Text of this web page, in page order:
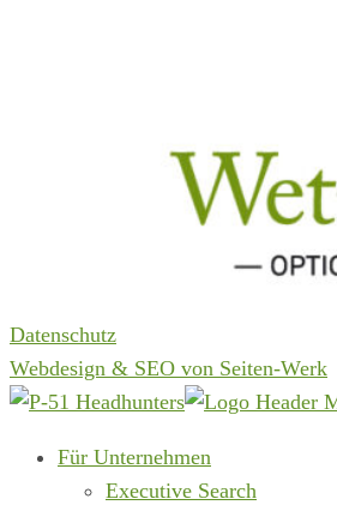
Datenschutz
Webdesign & SEO von Seiten-Werk
Für Unternehmen
Executive Search